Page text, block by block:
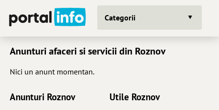
Categorii
Anunturi afaceri si servicii din Roznov
Nici un anunt momentan.
Anunturi Roznov Utile Roznov